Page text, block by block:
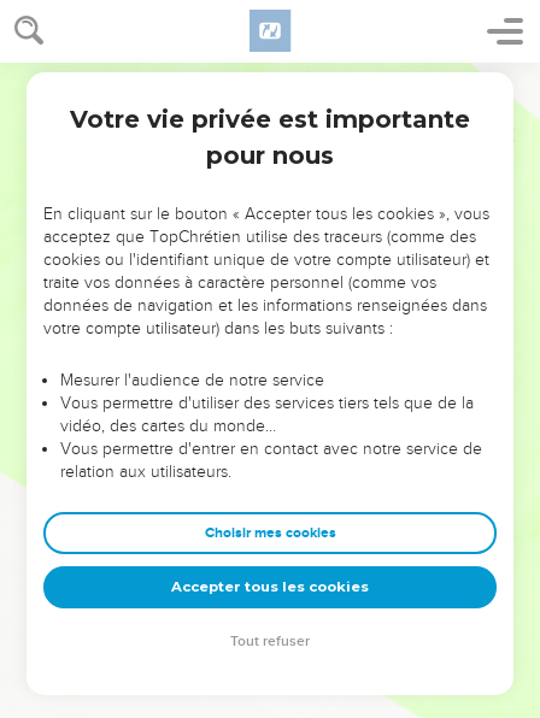
NE MANQUEZ PAS L’ÉVÉNEMENT
DE L’ANNÉE !
ET SI LEURS ERREURS POUVAIENT VOUS ÉVITER LES
VOTRES ?
leur foi ou leur vision. Mais on voit moins les doutes, les erreurs
et les saisons difficiles qu'ils ont traversés, alors même que ce
sont elles qui les ont façonnés.
Dans cette conférence, leaders, entrepreneurs, et responsables
clés pour avancer avec plus de sagesse afin que leurs erreurs
deviennent vos tremplins. Que vous guidiez un ministère, une
équipe, un groupe ou une famille, leur expérience est faite
pour vous.
Votre vie privée est importante
pour nous
En cliquant sur le bouton « Accepter tous les cookies », vous
acceptez que TopChrétien utilise des traceurs (comme des
cookies ou l'identifiant unique de votre compte utilisateur) et
traite vos données à caractère personnel (comme vos
données de navigation et les informations renseignées dans
votre compte utilisateur) dans les buts suivants :
Mesurer l'audience de notre service
Vous permettre d'utiliser des services tiers tels que de la
vidéo, des cartes du monde…
Vous permettre d'entrer en contact avec notre service de
relation aux utilisateurs.
Choisir mes cookies
Accepter tous les cookies
Tout refuser